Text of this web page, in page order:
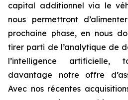
capital additionnel via le
nous permettront
prochaine phase, en nous
tirer parti de l’analytique de
l’intelligence artificielle,
davantage notre offre
Avec nos récentes